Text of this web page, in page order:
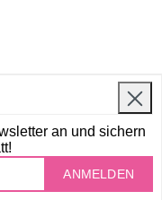
an und sichern
ANMELDEN